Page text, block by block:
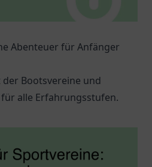
Abenteuer für Anfänger
der Bootsvereine und
alle Erfahrungsstufen.